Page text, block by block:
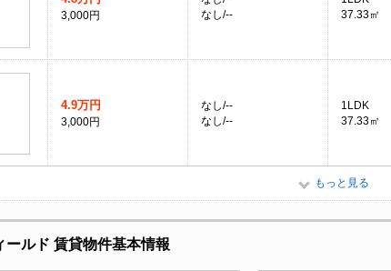
3,000円
なし/--
37.33㎡
4.9万円
3,000円
なし/--
なし/--
1LDK
37.33㎡
もっと見る
ールド 賃貸物件基本情報